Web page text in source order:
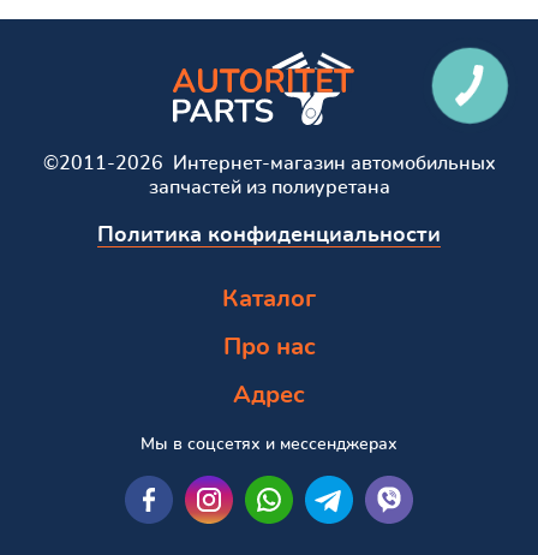
©2011-2026 Интернет-магазин автомобильных
запчастей из полиуретана
Политика конфиденциальности
Каталог
Про нас
Адрес
Мы в соцсетях и мессенджерах